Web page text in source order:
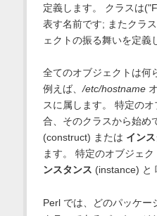
定義します。 クラスは
表す名前です; またクラ
ェクトの振る舞いを定義
全てのオブジェクトは何
例えば、/etc/hostname
スに属します。 特定の
合、そのクラスから始め
(construct) または イン
ます。 特定のオブジェ
ンスタンス (instance) と
Perl では、どのパッケー